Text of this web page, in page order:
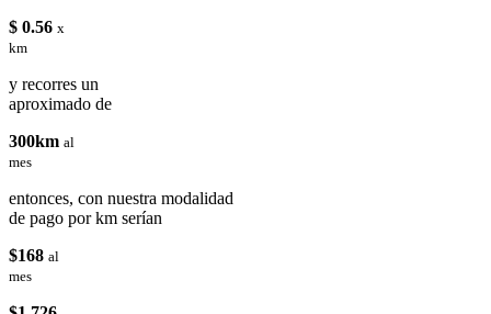
$ 0.56 x
km
y recorres un
aproximado de
300km al
mes
entonces, con nuestra modalidad
de pago por km serían
$168 al
mes